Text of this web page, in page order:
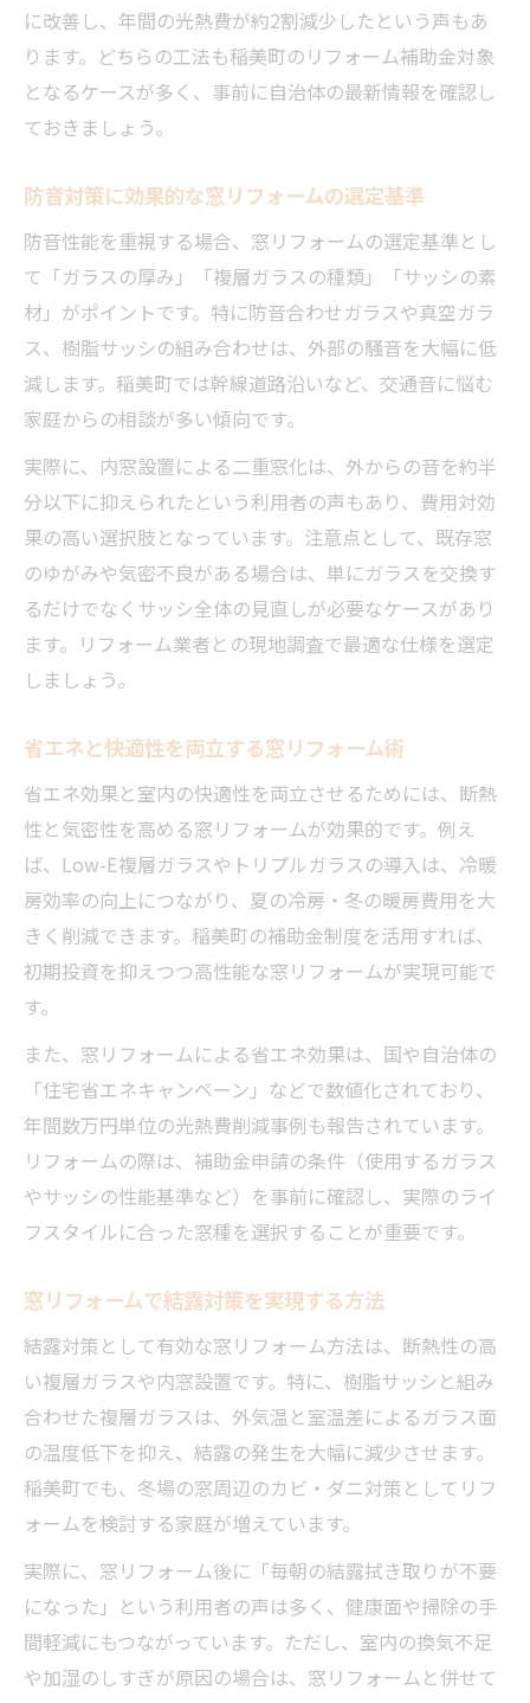
に改善し、年間の光熱費が約2割減少したという声もあ
ります。どちらの工法も稲美町のリフォーム補助金対象
となるケースが多く、事前に自治体の最新情報を確認し
ておきましょう。
防音対策に効果的な窓リフォームの選定基準
防音性能を重視する場合、窓リフォームの選定基準とし
て「ガラスの厚み」「複層ガラスの種類」「サッシの素
材」がポイントです。特に防音合わせガラスや真空ガラ
ス、樹脂サッシの組み合わせは、外部の騒音を大幅に低
減します。稲美町では幹線道路沿いなど、交通音に悩む
家庭からの相談が多い傾向です。
実際に、内窓設置による二重窓化は、外からの音を約半
分以下に抑えられたという利用者の声もあり、費用対効
果の高い選択肢となっています。注意点として、既存窓
のゆがみや気密不良がある場合は、単にガラスを交換す
るだけでなくサッシ全体の見直しが必要なケースがあり
ます。リフォーム業者との現地調査で最適な仕様を選定
しましょう。
省エネと快適性を両立する窓リフォーム術
省エネ効果と室内の快適性を両立させるためには、断熱
性と気密性を高める窓リフォームが効果的です。例え
ば、Low-E複層ガラスやトリプルガラスの導入は、冷暖
房効率の向上につながり、夏の冷房・冬の暖房費用を大
きく削減できます。稲美町の補助金制度を活用すれば、
初期投資を抑えつつ高性能な窓リフォームが実現可能で
す。
また、窓リフォームによる省エネ効果は、国や自治体の
「住宅省エネキャンペーン」などで数値化されており、
年間数万円単位の光熱費削減事例も報告されています。
リフォームの際は、補助金申請の条件（使用するガラス
やサッシの性能基準など）を事前に確認し、実際のライ
フスタイルに合った窓種を選択することが重要です。
窓リフォームで結露対策を実現する方法
結露対策として有効な窓リフォーム方法は、断熱性の高
い複層ガラスや内窓設置です。特に、樹脂サッシと組み
合わせた複層ガラスは、外気温と室温差によるガラス面
の温度低下を抑え、結露の発生を大幅に減少させます。
稲美町でも、冬場の窓周辺のカビ・ダニ対策としてリフ
ォームを検討する家庭が増えています。
実際に、窓リフォーム後に「毎朝の結露拭き取りが不要
になった」という利用者の声は多く、健康面や掃除の手
間軽減にもつながっています。ただし、室内の換気不足
や加湿のしすぎが原因の場合は、窓リフォームと併せて